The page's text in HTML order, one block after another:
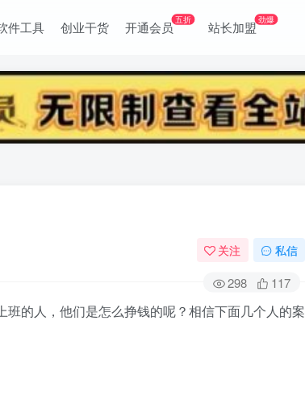
件工具 创业干货 开通会员五折 站长加盟劲爆
关注 私信
298 117
的人，他们是怎么挣钱的呢？相信下面几个人的案